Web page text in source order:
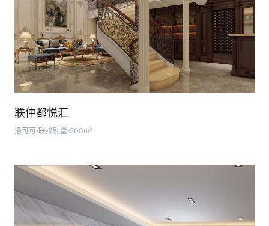
联仲都悦汇
洛可可 联排别墅 500m²